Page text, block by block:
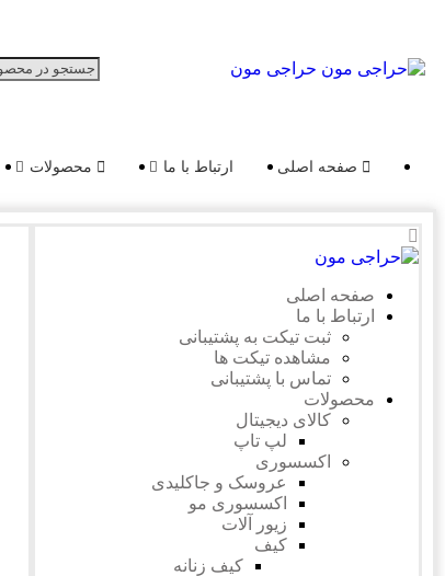
حراجی مون
صفحه اصلی ارتباط با ما محصولات
صفحه اصلی
ارتباط با ما
ثبت تیکت به پشتیبانی
مشاهده تیکت ها
تماس با پشتیبانی
محصولات
کالای دیجیتال
لپ تاپ
اکسسوری
عروسک و جاکلیدی
اکسسوری مو
زیور آلات
کیف
کیف زنانه